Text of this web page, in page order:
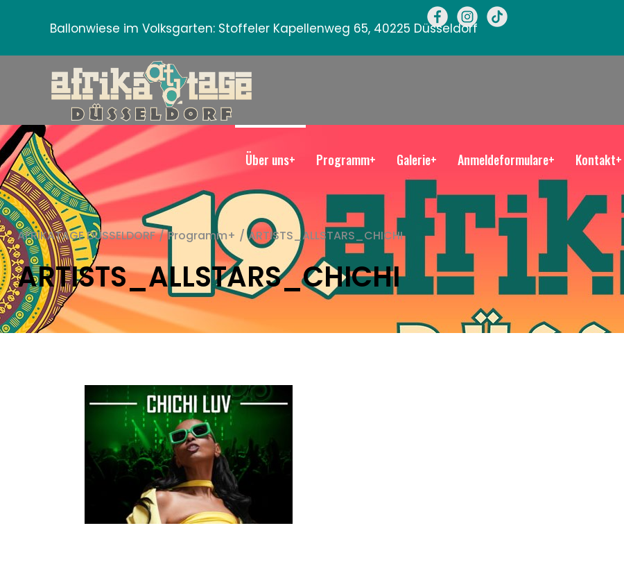
Ballonwiese im Volksgarten: Stoffeler Kapellenweg 65, 40225 Düsseldorf
Über uns+ Programm+ Galerie+ Anmeldeformulare+ Kontakt+
AFRIKATAGE DÜSSELDORF / Programm+ / ARTISTS_ALLSTARS_CHICHI
ARTISTS_ALLSTARS_CHICHI